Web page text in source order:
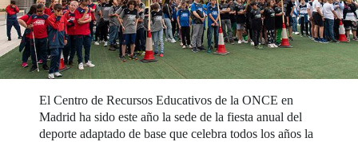
El Centro de Recursos Educativos de la ONCE en
Madrid ha sido este año la sede de la fiesta anual del
deporte adaptado de base que celebra todos los años la